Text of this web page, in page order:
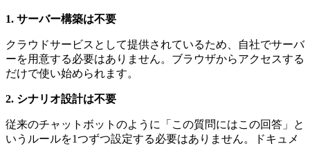
1. サーバー構築は不要
クラウドサービスとして提供されているため、自社でサーバ
ーを用意する必要はありません。ブラウザからアクセスする
だけで使い始められます。
2. シナリオ設計は不要
従来のチャットボットのように「この質問にはこの回答」と
いうルールを1つずつ設定する必要はありません。ドキュメ